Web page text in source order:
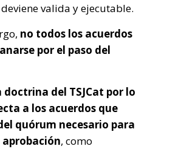
valida y ejecutable.
no todos los acuerdos
por el paso del
doctrina del TSJCat por lo
a los acuerdos que
quórum necesario para
, como